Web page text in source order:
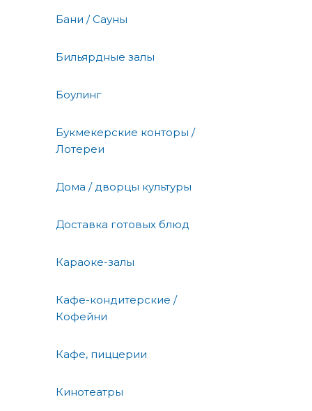
Бани / Сауны
Бильярдные залы
Боулинг
Букмекерские конторы /
Лотереи
Дома / дворцы культуры
Доставка готовых блюд
Караоке-залы
Кафе-кондитерские /
Кофейни
Кафе, пиццерии
Кинотеатры